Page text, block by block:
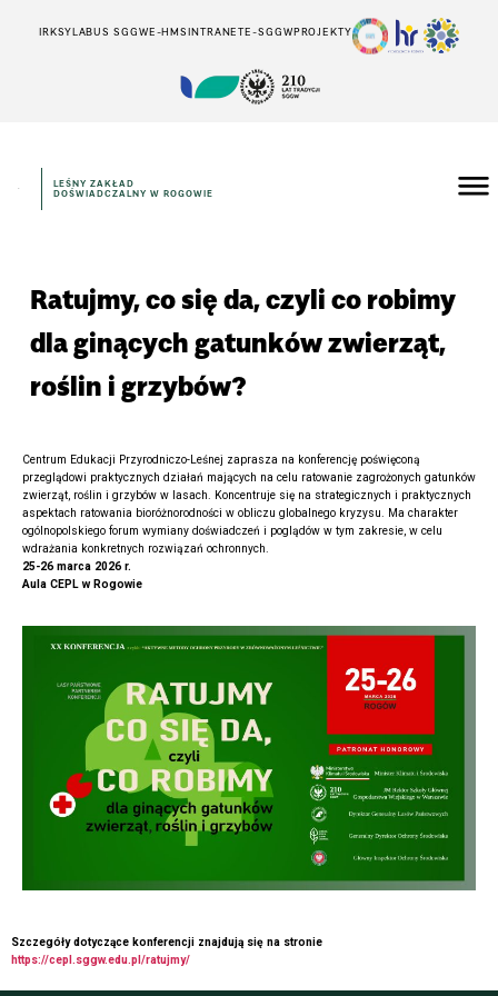
IRKSYLABUS SGGWE-HMSINTRANETE-SGGWPROJEKTY
LEŚNY ZAKŁAD
DOŚWIADCZALNY W ROGOWIE
Ratujmy, co się da, czyli co robimy
dla ginących gatunków zwierząt,
roślin i grzybów?
Centrum Edukacji Przyrodniczo-Leśnej zaprasza na konferencję poświęconą
przeglądowi praktycznych działań mających na celu ratowanie zagrożonych gatunków
zwierząt, roślin i grzybów w lasach. Koncentruje się na strategicznych i praktycznych
aspektach ratowania bioróżnorodności w obliczu globalnego kryzysu. Ma charakter
ogólnopolskiego forum wymiany doświadczeń i poglądów w tym zakresie, w celu
wdrażania konkretnych rozwiązań ochronnych.
25-26 marca 2026 r.
Aula CEPL w Rogowie
Szczegóły dotyczące konferencji znajdują się na stronie
https://cepl.sggw.edu.pl/ratujmy/